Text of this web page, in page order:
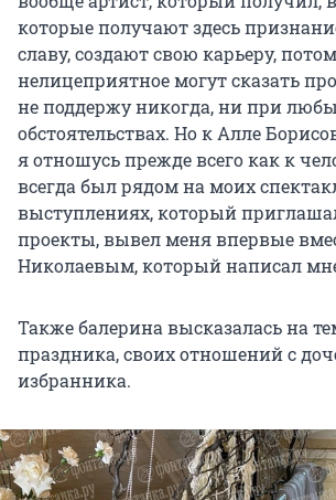
которые получают здесь
славу, создают свою карьеру,
нелицеприятное могут сказать
не поддержу никогда, ни при
обстоятельствах. Но к Алле
я отношусь прежде всего как к
всегда был рядом на моих
выступлениях, который
проекты, вывел меня впервые
Николаевым, который написал
Также балерина высказалась на
праздника, своих отношений с
избранника.